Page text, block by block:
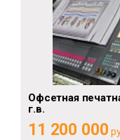
Офсетная
г.в.
11 200 000